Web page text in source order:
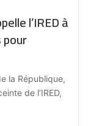
l’IRED à
la République,
de l’IRED,